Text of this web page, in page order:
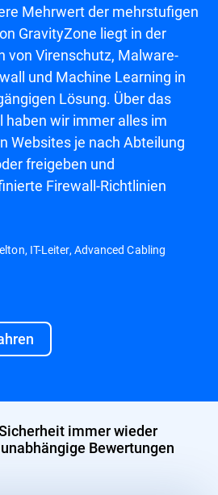
Mehrwert der mehrstufigen
GravityZone liegt in der
von Virenschutz, Malware-
und Machine Learning in
Lösung. Über das
haben wir immer alles im
Websites je nach Abteilung
freigeben und
Firewall-Richtlinien
IT-Leiter, Advanced Cabling
immer wieder
Bewertungen